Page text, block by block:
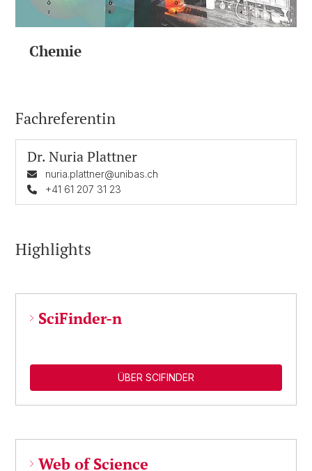
Chemie
Fachreferentin
Dr.Nuria Plattner
nuria.plattner@unibas.ch
+41 61 207 31 23
Highlights
SciFinder-n
ÜBER SCIFINDER
Web of Science